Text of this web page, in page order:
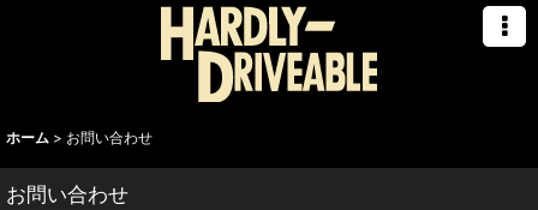
ホーム > お問い合わせ
お問い合わせ